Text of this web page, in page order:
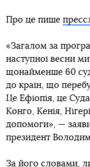
Про це пише
«Загалом за
наступної весни
щонайменше 60
до країн, що
Це Ефіопія, це
Конго, Кенія,
допомоги», —
президент
За його словами,